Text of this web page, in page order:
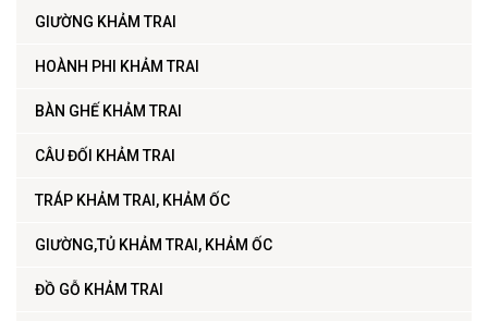
GIƯỜNG KHẢM TRAI
HOÀNH PHI KHẢM TRAI
BÀN GHẾ KHẢM TRAI
CÂU ĐỐI KHẢM TRAI
TRÁP KHẢM TRAI, KHẢM ỐC
GIƯỜNG,TỦ KHẢM TRAI, KHẢM ỐC
ĐỒ GỖ KHẢM TRAI